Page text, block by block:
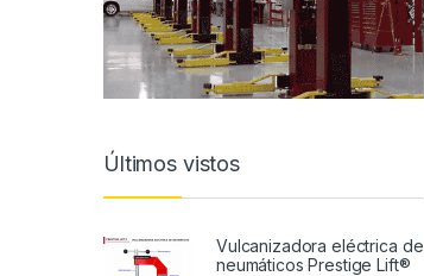
Últimos vistos
Vulcanizadora eléctrica de
neumáticos Prestige Lift®